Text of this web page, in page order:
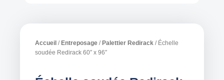
Accueil /Entreposage /Palettier Redirack / Échelle
soudée Redirack 60″ x 96″